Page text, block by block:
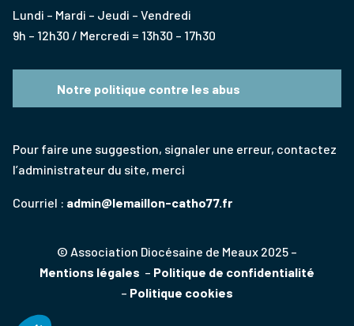
Lundi – Mardi – Jeudi – Vendredi
9h – 12h30 / Mercredi = 13h30 – 17h30
Notre politique contre les abus
Pour faire une suggestion, signaler une erreur, contactez
l’administrateur du site, merci
Courriel : admin@lemaillon-catho77.fr
© Association Diocésaine de Meaux 2025 –
Mentions légales – Politique de confidentialité
– Politique cookies